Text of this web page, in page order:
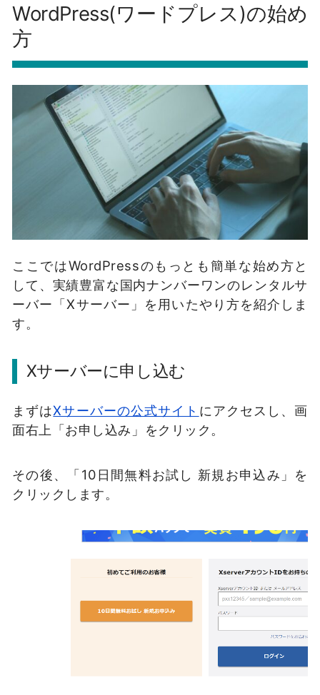
WordPress(ワードプレス)の始め
方
ここではWordPressのもっとも簡単な始め方と
して、実績豊富な国内ナンバーワンのレンタルサ
ーバー「Xサーバー」を用いたやり方を紹介しま
す。
Xサーバーに申し込む
まずはXサーバーの公式サイト にアクセスし、画
面右上「お申し込み」をクリック。
その後、「10日間無料お試し 新規お申込み」を
クリックします。